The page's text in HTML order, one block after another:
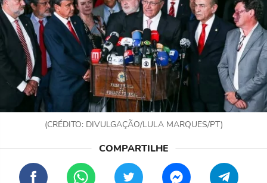
(CRÉDITO: DIVULGAÇÃO/LULA MARQUES/PT)